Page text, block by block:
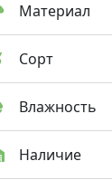
Материал
Сорт
Влажность
Наличие